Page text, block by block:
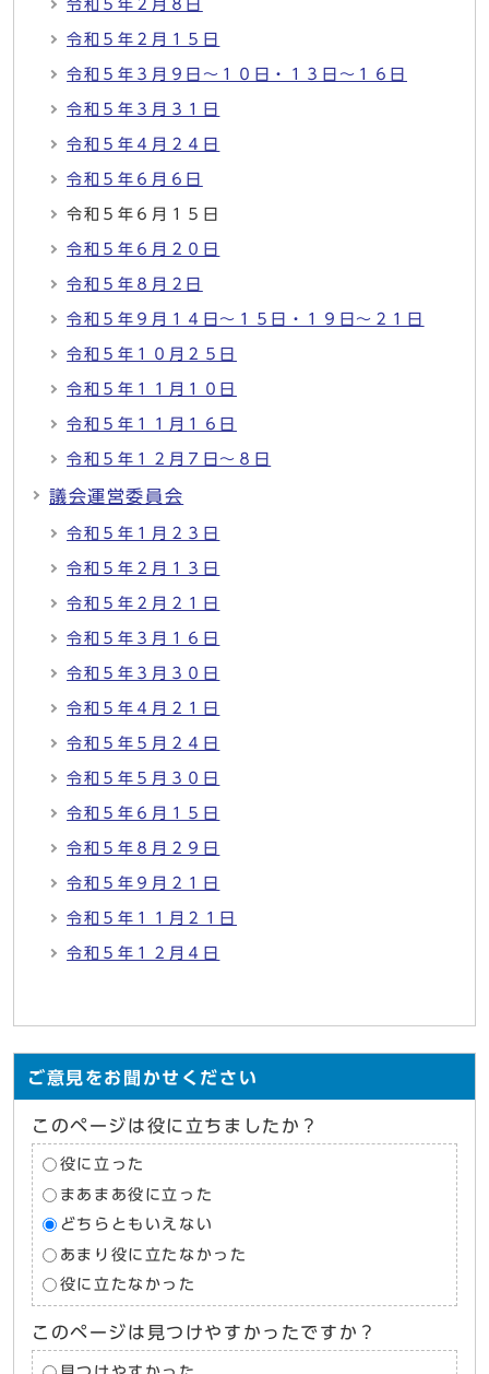
令和５年２月８日
令和５年２月１５日
令和５年３月９日～１０日・１３日～１６日
令和５年３月３１日
令和５年４月２４日
令和５年６月６日
令和５年６月１５日
令和５年６月２０日
令和５年８月２日
令和５年９月１４日～１５日・１９日～２１日
令和５年１０月２５日
令和５年１１月１０日
令和５年１１月１６日
令和５年１２月７日～８日
議会運営委員会
令和５年１月２３日
令和５年２月１３日
令和５年２月２１日
令和５年３月１６日
令和５年３月３０日
令和５年４月２１日
令和５年５月２４日
令和５年５月３０日
令和５年６月１５日
令和５年８月２９日
令和５年９月２１日
令和５年１１月２１日
令和５年１２月４日
ご意見をお聞かせください
このページは役に立ちましたか？
役に立った
まあまあ役に立った
どちらともいえない
あまり役に立たなかった
役に立たなかった
このページは見つけやすかったですか？